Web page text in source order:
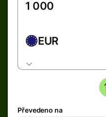
EUR
Převedeno na